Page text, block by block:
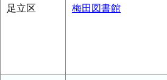
足立区 梅田図書館